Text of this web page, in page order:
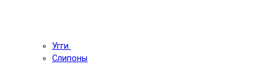
Угги
Слипоны